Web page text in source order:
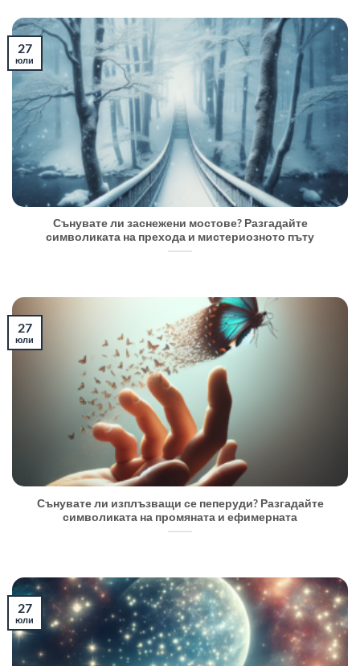
Сънувате ли заснежени мостове? Разгадайте
символиката на прехода и мистериозното пъту
27
юли
Сънувате ли изплъзващи се пеперуди? Разгадайте
символиката на промяната и ефимерната
27
юли
27
юли